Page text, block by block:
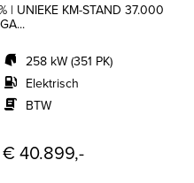
| UNIEKE KM-STAND 37.000
258 kW (351 PK)
Elektrisch
BTW
€ 40.899,-